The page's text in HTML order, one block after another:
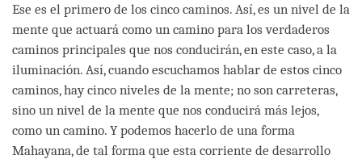
Ese es el primero de los cinco caminos. Así, es un nivel de la
mente que actuará como un camino para los verdaderos
caminos principales que nos conducirán, en este caso, a la
iluminación. Así, cuando escuchamos hablar de estos cinco
caminos, hay cinco niveles de la mente; no son carreteras,
sino un nivel de la mente que nos conducirá más lejos,
como un camino. Y podemos hacerlo de una forma
Mahayana, de tal forma que esta corriente de desarrollo